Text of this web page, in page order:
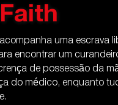
uma escrava
encontrar um
de possessão da
do médico, enquanto